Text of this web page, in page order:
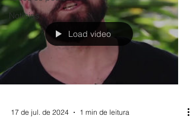
Notícias
Load video
17 de jul. de 2024 1 min de leitura